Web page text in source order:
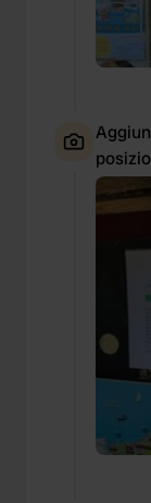
may combine it